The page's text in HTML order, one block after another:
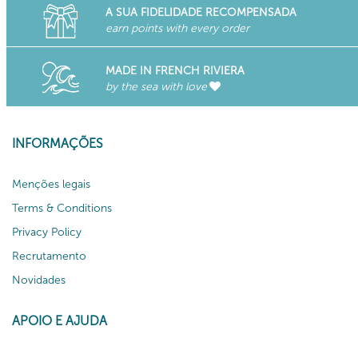
A SUA FIDELIDADE RECOMPENSADA
earn points with every order
MADE IN FRENCH RIVIERA
by the sea with love
INFORMAÇÕES
Menções legais
Terms & Conditions
Privacy Policy
Recrutamento
Novidades
APOIO E AJUDA